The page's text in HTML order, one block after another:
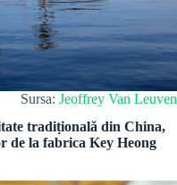
Sursa: Jeoffrey Van Leuven
tradițională din China,
de la fabrica Key Heong